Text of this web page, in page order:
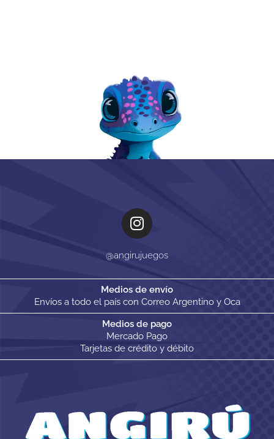
Medios de pago
Mercado Pago
Tarjetas de crédito y débito
Medios de envío
Envíos a todo el país con Correo Argentino y Oca
@angirujuegos